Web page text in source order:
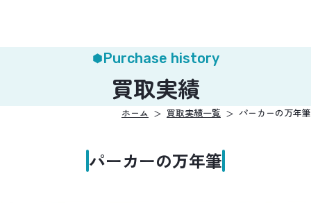
Purchase history
買取実績
ホーム 買取実績一覧 パーカーの万年筆
パーカーの万年筆